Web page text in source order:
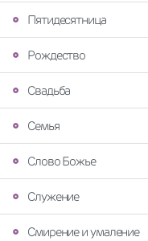
Пятидесятница
Рождество
Свадьба
Семья
Слово Божье
Служение
Смирение и умаление